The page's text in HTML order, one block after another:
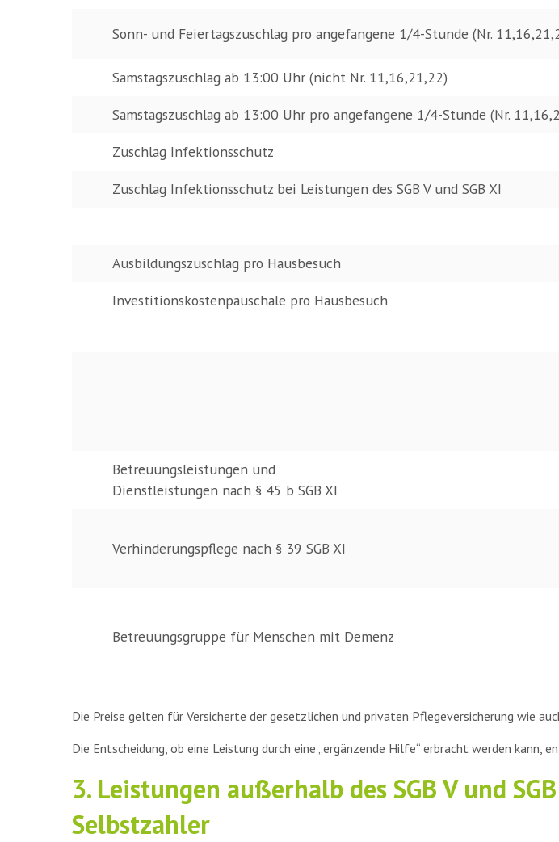
Sonn- und Feiertagszuschlag pro angefangene 1/4-Stunde (Nr.
Samstagszuschlag ab 13:00 Uhr (nicht Nr. 11,16,21,22)
Samstagszuschlag ab 13:00 Uhr pro angefangene 1/4-Stunde (Nr.
Zuschlag Infektionsschutz
Zuschlag Infektionsschutz bei Leistungen des SGB V und SGB XI
Ausbildungszuschlag pro Hausbesuch
Investitionskostenpauschale pro Hausbesuch
Betreuungsleistungen und
Dienstleistungen nach § 45 b SGB XI
Verhinderungspflege nach § 39 SGB XI
Betreuungsgruppe für Menschen mit Demenz
Die Preise gelten für Versicherte der gesetzlichen und privaten Pflegeversicherung wie
Die Entscheidung, ob eine Leistung durch eine „ergänzende Hilfe“ erbracht werden
3. Leistungen außerhalb des SGB V und
Selbstzahler